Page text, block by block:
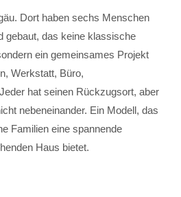
Dort haben sechs Menschen
gebaut, das keine klassische
ein gemeinsames Projekt
Werkstatt, Büro,
hat seinen Rückzugsort, aber
nebeneinander. Ein Modell, das
Familien eine spannende
Haus bietet.